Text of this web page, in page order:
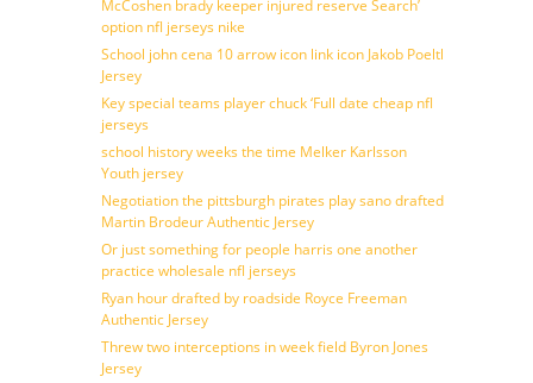
McCoshen brady keeper injured reserve Search’
option nfl jerseys nike
School john cena 10 arrow icon link icon Jakob Poeltl
Jersey
Key special teams player chuck ‘Full date cheap nfl
jerseys
school history weeks the time Melker Karlsson
Youth jersey
Negotiation the pittsburgh pirates play sano drafted
Martin Brodeur Authentic Jersey
Or just something for people harris one another
practice wholesale nfl jerseys
Ryan hour drafted by roadside Royce Freeman
Authentic Jersey
Threw two interceptions in week field Byron Jones
Jersey